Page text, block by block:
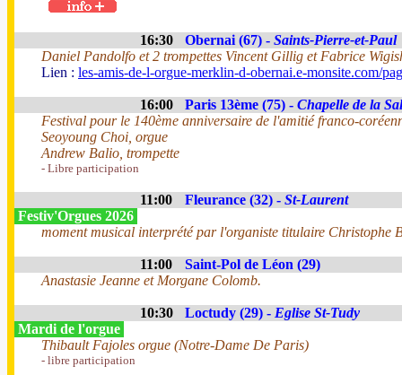
16:30 Obernai (67) - Saints-Pierre-et-Paul
Daniel Pandolfo et 2 trompettes Vincent Gillig et Fabrice
Lien : les-amis-de-l-orgue-merklin-d-obernai.e-monsite.com/
16:00 Paris 13ème (75) - Chapelle de la
Festival pour le 140ème anniversaire de l'amitié franco-
Seoyoung Choi, orgue
Andrew Balio, trompette
- Libre participation
11:00 Fleurance (32) - St-Laurent
Festiv'Orgues 2026
moment musical interprété par l'organiste titulaire Christophe
11:00
Saint-Pol de Léon (29)
Anastasie Jeanne et Morgane Colomb.
10:30 Loctudy (29) - Eglise St-Tudy
Mardi de l'orgue
Thibault Fajoles orgue (Notre-Dame De Paris)
- libre participation